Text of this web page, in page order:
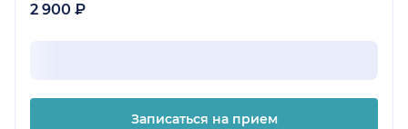
2 900 ₽
Записаться на прием